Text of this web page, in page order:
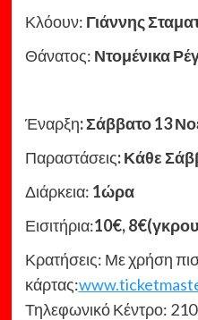
Κλόουν: Γιάννης
Θάνατος: Ντομένικα
Έναρξη: Σάββατο 13
Παραστάσεις: Κάθε
Διάρκεια: 1ώρα
Εισιτήρια:10€,
Κρατήσεις: Με χρήση
κάρτας:
Τηλεφωνικό Κέντρο: